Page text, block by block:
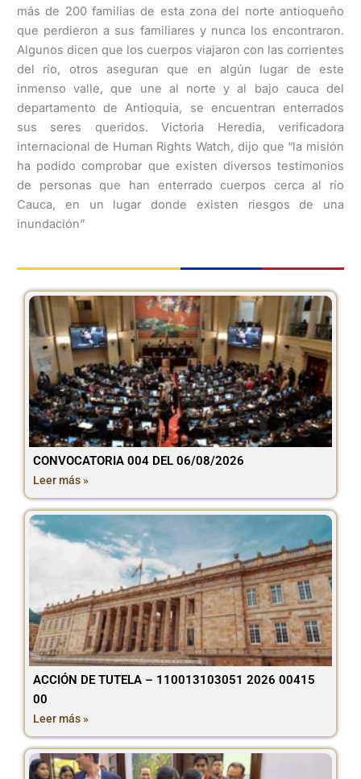
más de 200 familias de esta zona del norte antioqueño
que perdieron a sus familiares y nunca los encontraron.
Algunos dicen que los cuerpos viajaron con las corrientes
del río, otros aseguran que en algún lugar de este
inmenso valle, que une al norte y al bajo cauca del
departamento de Antioquia, se encuentran enterrados
sus seres queridos. Victoria Heredia, verificadora
internacional de Human Rights Watch, dijo que “la misión
ha podido comprobar que existen diversos testimonios
de personas que han enterrado cuerpos cerca al río
Cauca, en un lugar donde existen riesgos de una
inundación”
CONVOCATORIA 004 DEL 06/08/2026
Leer más »
ACCIÓN DE TUTELA – 110013103051 2026 00415
00
Leer más »